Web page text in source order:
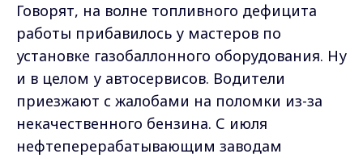
Говорят, на волне топливного дефицита
работы прибавилось у мастеров по
установке газобаллонного оборудования. Ну
и в целом у автосервисов. Водители
приезжают с жалобами на поломки из-за
некачественного бензина. С июля
нефтеперерабатывающим заводам